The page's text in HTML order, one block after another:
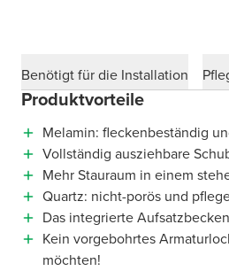
Benötigt für die Installation
Produktvorteile
Melamin: fleckenbeständig
Vollständig ausziehbare
Mehr Stauraum in einem
Quartz: nicht-porös und
Das integrierte
Kein vorgebohrtes
möchten!